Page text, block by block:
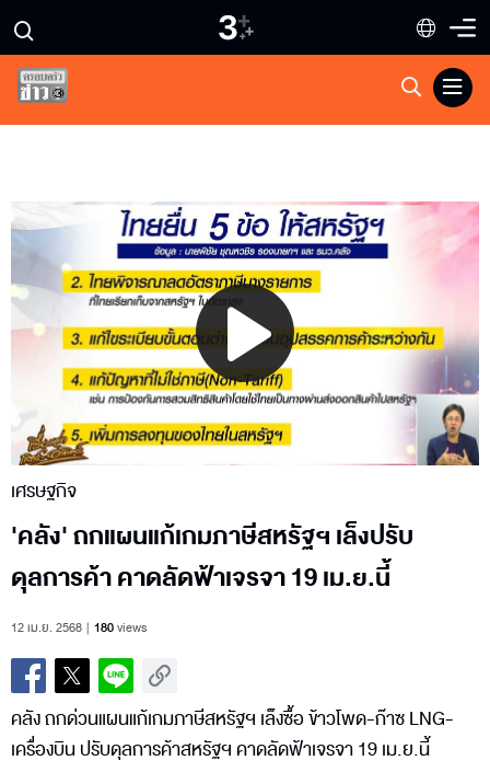
Play
Video
เศรษฐกิจ
'คลัง' ถกแผนแก้เกมภาษีสหรัฐฯ เล็งปรับ
ดุลการค้า คาดลัดฟ้าเจรจา 19 เม.ย.นี้
12 เม.ย. 2568 180views
คลัง ถกด่วนแผนแก้เกมภาษีสหรัฐฯ เล็งซื้อ ข้าวโพด-ก๊าซ LNG-
เครื่องบิน ปรับดุลการค้าสหรัฐฯ คาดลัดฟ้าเจรจา 19 เม.ย.นี้